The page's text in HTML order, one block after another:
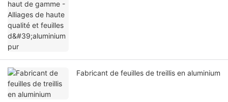
Fabricant de feuilles de treillis en aluminium